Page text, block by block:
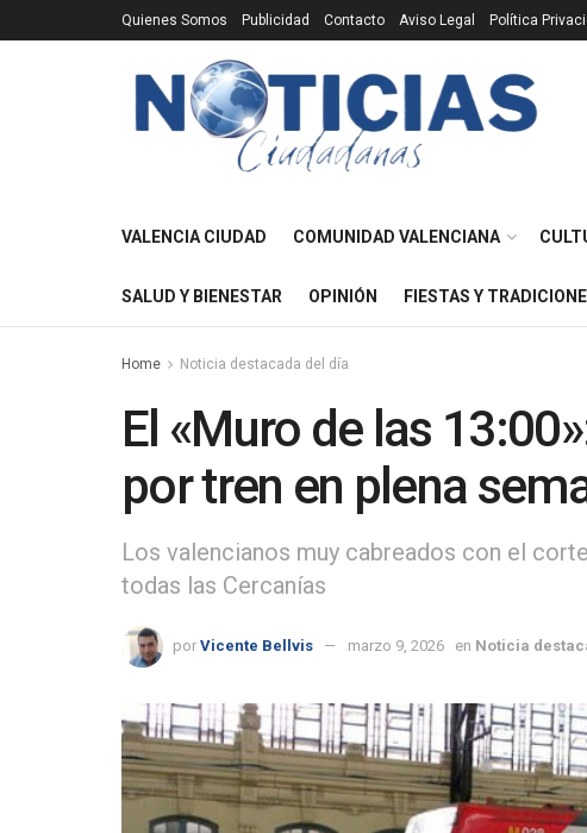
Quienes Somos Publicidad Contacto Aviso Legal Política
VALENCIA CIUDAD COMUNIDAD VALENCIANA
SALUD Y BIENESTAR OPINIÓN FIESTAS Y
Home Noticia destacada del día
El «Muro de las
por tren en plena
Los valencianos muy cabreados con el
todas las Cercanías
por Vicente Bellvis marzo 9, 2026 en Noticia